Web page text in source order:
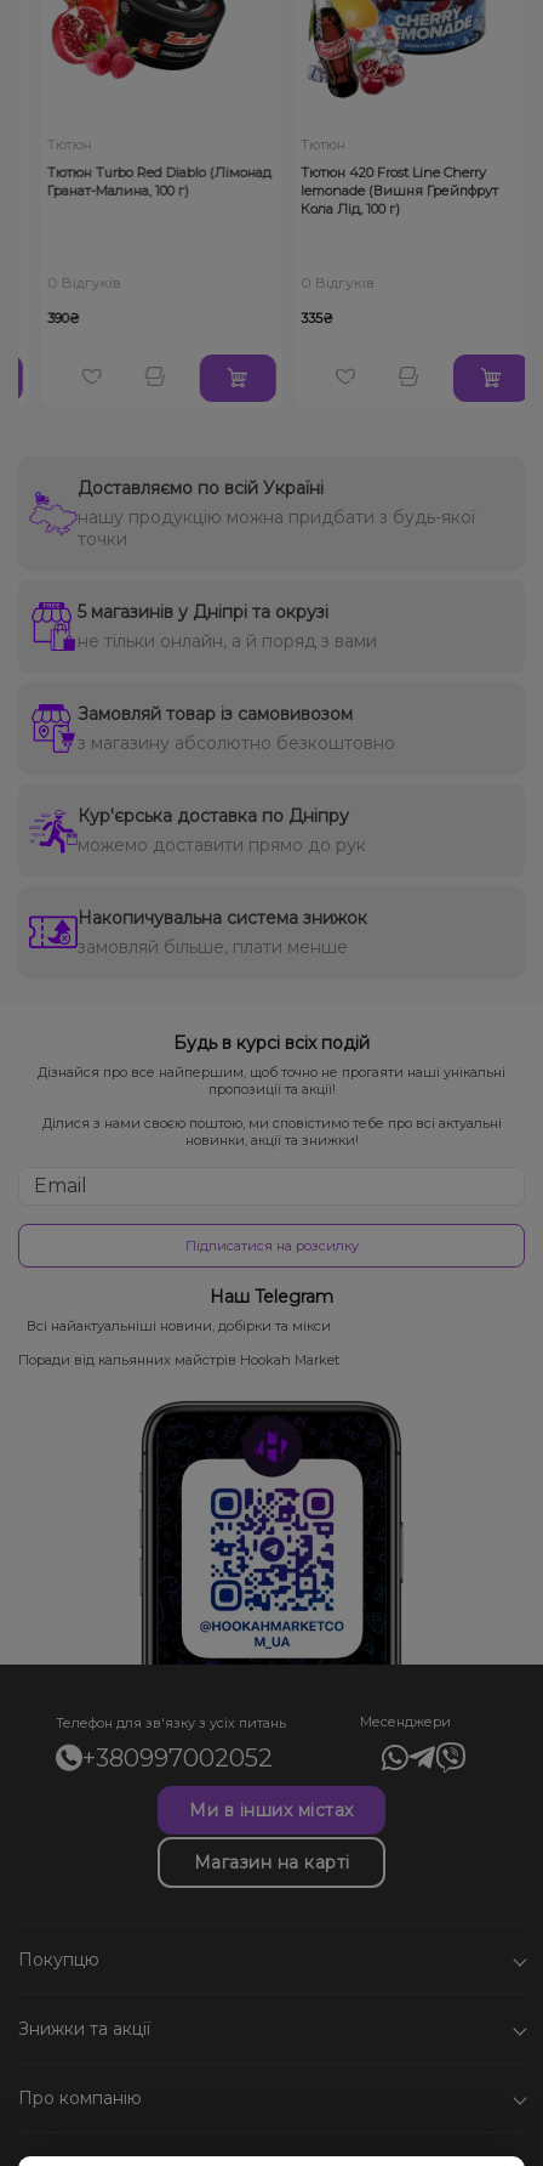
Тютюн
Тютюн Turbo Red Diablo (Лімонад
Гранат-Малина, 100 г)
0 Відгуків
390₴
Тютюн
Тютюн 420 Frost Line Cherry
lemonade (Вишня Грейпфрут
Кола Лід, 100 г)
0 Відгуків
335₴
Доставляємо по всій Україні
нашу продукцію можна придбати з будь-якої
точки
5 магазинів у Дніпрі та окрузі
не тільки онлайн, а й поряд з вами
Замовляй товар із самовивозом
з магазину абсолютно безкоштовно
Кур'єрська доставка по Дніпру
можемо доставити прямо до рук
Накопичувальна система знижок
замовляй більше, плати менше
Будь в курсі всіх подій
Дізнайся про все найпершим, щоб точно не прогаяти наші унікальні
пропозиції та акції!
Ділися з нами своєю поштою, ми сповістимо тебе про всі актуальні
новинки, акції та знижки!
Підписатися на розсилку
Наш Telegram
Всі найактуальніші новини, добірки та мікси
Поради від кальянних майстрів Hookah Market
Телефон для зв'язку з усіх питань
+380997002052
Месенджери
Ми в інших містах
Магазин на карті
Покупцю
Знижки та акції
Про компанію